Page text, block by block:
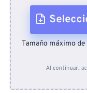
Tamaño máximo
Al continuar,